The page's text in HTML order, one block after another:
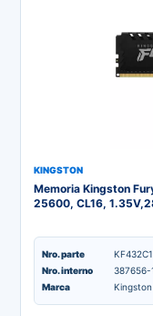
KINGSTON
Memoria Kingston
25600, CL16,
Nro. parte
Nro. interno
387656-
Marca
Kingston